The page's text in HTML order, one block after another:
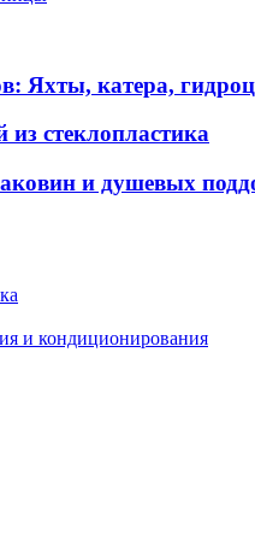
Яхты, катера,
из стеклопластика
и душевых
и кондиционирования